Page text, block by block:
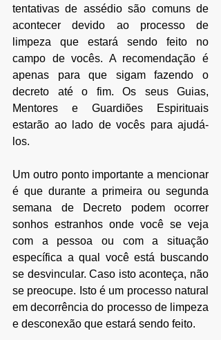
tentativas de assédio são comuns de
acontecer devido ao processo de
limpeza que estará sendo feito no
campo de vocês. A recomendação é
apenas para que sigam fazendo o
decreto até o fim. Os seus Guias,
Mentores e Guardiões Espirituais
estarão ao lado de vocês para ajudá-
los.
Um outro ponto importante a mencionar
é que durante a primeira ou segunda
semana de Decreto podem ocorrer
sonhos estranhos onde você se veja
com a pessoa ou com a situação
específica a qual você está buscando
se desvincular. Caso isto aconteça, não
se preocupe. Isto é um processo natural
em decorrência do processo de limpeza
e desconexão que estará sendo feito.